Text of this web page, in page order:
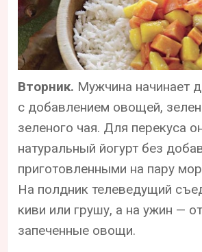
Вторник. Мужчина начинает
с добавлением овощей,
зеленого чая. Для перекуса
натуральный йогурт без
приготовленными на пару
На полдник телеведущий
киви или грушу, а на ужин —
запеченные овощи.